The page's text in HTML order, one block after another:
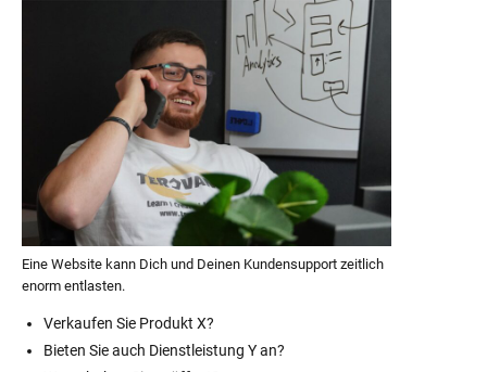
Eine Website kann Dich und Deinen Kundensupport zeitlich
enorm entlasten.
Verkaufen Sie Produkt X?
Bieten Sie auch Dienstleistung Y an?